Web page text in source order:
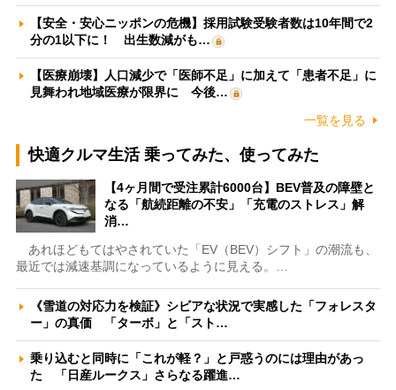
【安全・安心ニッポンの危機】採用試験受験者数は10年間で2
分の1以下に！ 出生数減がも…
【医療崩壊】人口減少で「医師不足」に加えて「患者不足」に
見舞われ地域医療が限界に 今後…
一覧を見る
快適クルマ生活 乗ってみた、使ってみた
【4ヶ月間で受注累計6000台】BEV普及の障壁と
なる「航続距離の不安」「充電のストレス」解
消…
あれほどもてはやされていた「EV（BEV）シフト」の潮流も、
最近では減速基調になっているように見える。…
《雪道の対応力を検証》シビアな状況で実感した「フォレスタ
ー」の真価 「ターボ」と「スト…
乗り込むと同時に「これが軽？」と戸惑うのには理由があっ
た 「日産ルークス」さらなる躍進…